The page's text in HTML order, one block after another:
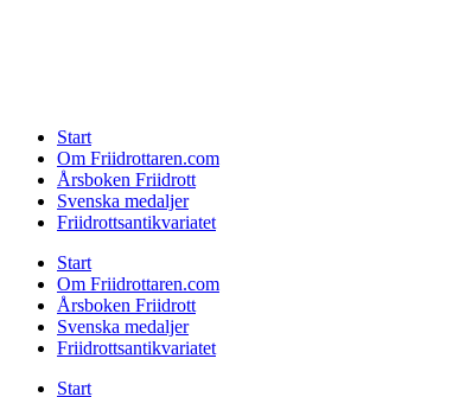
Start
Om Friidrottaren.com
Årsboken Friidrott
Svenska medaljer
Friidrottsantikvariatet
Start
Om Friidrottaren.com
Årsboken Friidrott
Svenska medaljer
Friidrottsantikvariatet
Start